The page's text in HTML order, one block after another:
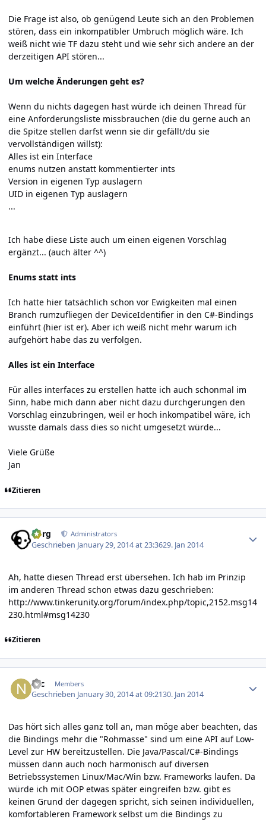
Die Frage ist also, ob genügend Leute sich an den Problemen
stören, dass ein inkompatibler Umbruch möglich wäre. Ich
weiß nicht wie TF dazu steht und wie sehr sich andere an der
derzeitigen API stören...
Um welche Änderungen geht es?
Wenn du nichts dagegen hast würde ich deinen Thread für
eine Anforderungsliste missbrauchen (die du gerne auch an
die Spitze stellen darfst wenn sie dir gefällt/du sie
vervollständigen willst):
Alles ist ein Interface
enums nutzen anstatt kommentierter ints
Version in eigenen Typ auslagern
UID in eigenen Typ auslagern
...
Ich habe diese Liste auch um einen eigenen Vorschlag
ergänzt... (auch älter ^^)
Enums statt ints
Ich hatte hier tatsächlich schon vor Ewigkeiten mal einen
Branch rumzufliegen der DeviceIdentifier in den C#-Bindings
einführt (hier ist er). Aber ich weiß nicht mehr warum ich
aufgehört habe das zu verfolgen.
Alles ist ein Interface
Für alles interfaces zu erstellen hatte ich auch schonmal im
Sinn, habe mich dann aber nicht dazu durchgerungen den
Vorschlag einzubringen, weil er hoch inkompatibel wäre, ich
wusste damals dass dies so nicht umgesetzt würde...
Viele Grüße
Jan
Zitieren
borg Administrators
Geschrieben January 29, 2014 at 23:3629. Jan 2014
Ah, hatte diesen Thread erst übersehen. Ich hab im Prinzip
im anderen Thread schon etwas dazu geschrieben:
http://www.tinkerunity.org/forum/index.php/topic,2152.msg14
230.html#msg14230
Zitieren
Nic Members
Geschrieben January 30, 2014 at 09:2130. Jan 2014
Das hört sich alles ganz toll an, man möge aber beachten, das
die Bindings mehr die "Rohmasse" sind um eine API auf Low-
Level zur HW bereitzustellen. Die Java/Pascal/C#-Bindings
müssen dann auch noch harmonisch auf diversen
Betriebssystemen Linux/Mac/Win bzw. Frameworks laufen. Da
würde ich mit OOP etwas später eingreifen bzw. gibt es
keinen Grund der dagegen spricht, sich seinen individuellen,
komfortableren Framework selbst um die Bindings zu